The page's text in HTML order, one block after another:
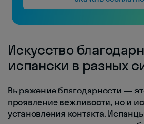
Искусство
испански в разных
Выражение благодарности —
проявление вежливости, но и
установления контакта.